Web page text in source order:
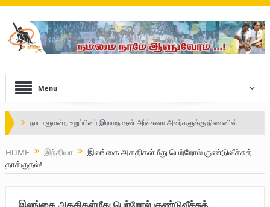
Menu
Safe Zone: Killing Fields – Nilavan
விடுதலைப் பெருமூச்சு : பிரிகேடியர் தீபன்
HOME இந்தியா
இலங்கை அகதிகள்மீது பெற்றோல் குண்டுவீச்சுத்
தாக்குதல்!